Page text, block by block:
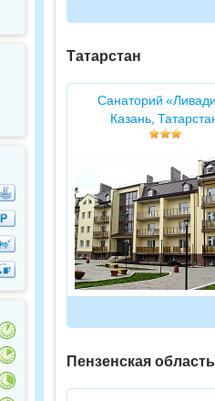
Татарстан
Санаторий
Казань,
Пензенская область